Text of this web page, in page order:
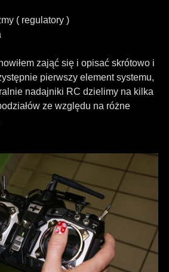
( regulatory )
zająć się i opisać skrótowo i
pierwszy element systemu,
nadajniki RC dzielimy na kilka
ze względu na różne